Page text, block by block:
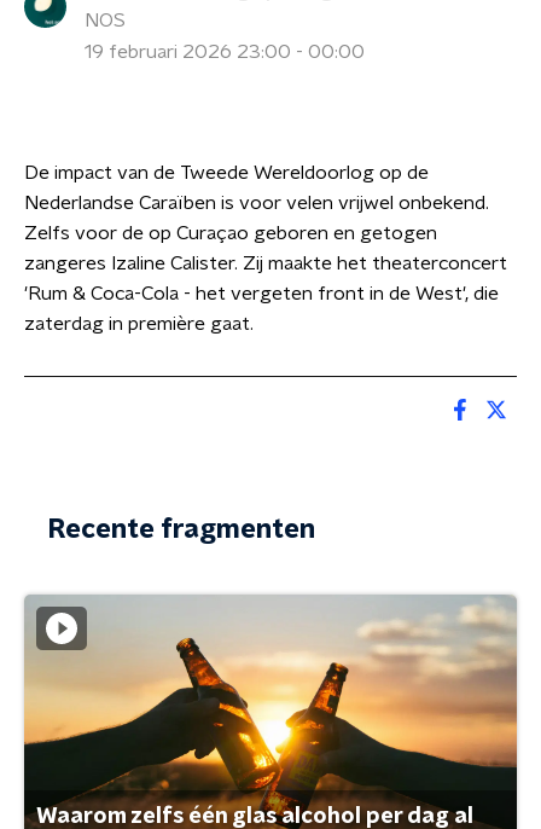
NOS
19 februari 2026 23:00 - 00:00
De impact van de Tweede Wereldoorlog op de
Nederlandse Caraïben is voor velen vrijwel onbekend.
Zelfs voor de op Curaçao geboren en getogen
zangeres Izaline Calister. Zij maakte het theaterconcert
'Rum & Coca-Cola - het vergeten front in de West', die
zaterdag in première gaat.
Recente fragmenten
Waarom zelfs één glas alcohol per dag al